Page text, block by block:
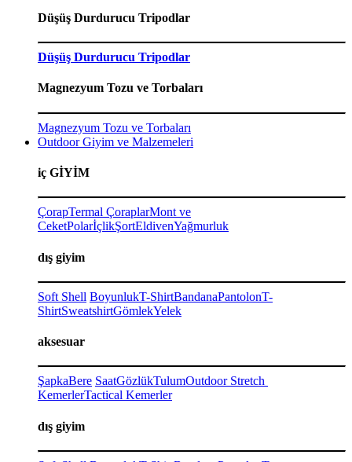
Düşüş Durdurucu Tripodlar
Düşüş Durdurucu Tripodlar
Magnezyum Tozu ve Torbaları
Magnezyum Tozu ve Torbaları
Outdoor Giyim ve Malzemeleri
iç GİYİM
ÇorapTermal ÇoraplarMont ve
CeketPolarİçlikŞortEldivenYağmurluk
dış giyim
Soft Shell BoyunlukT-ShirtBandanaPantolonT-
ShirtSweatshirtGömlekYelek
aksesuar
ŞapkaBere SaatGözlükTulumOutdoor Stretch
KemerlerTactical Kemerler
dış giyim